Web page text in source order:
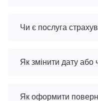
Чи є послуга
Як змінити дату або
Як оформити